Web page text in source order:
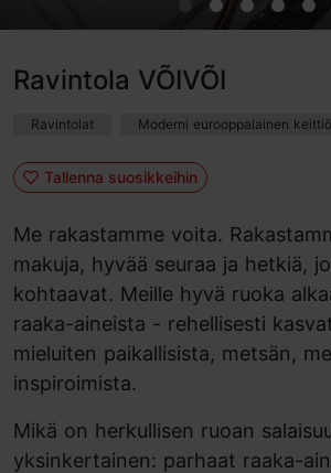
Ravintola VÕIVÕI
Ravintolat Moderni eurooppalainen keittiö
Tallenna suosikkeihin
Me rakastamme voita.
makuja, hyvää seuraa ja hetkiä,
kohtaavat. Meille hyvä ruoka
raaka-aineista - rehellisesti
mieluiten paikallisista, metsän,
inspiroimista.
Mikä on herkullisen ruoan
yksinkertainen: parhaat raaka-